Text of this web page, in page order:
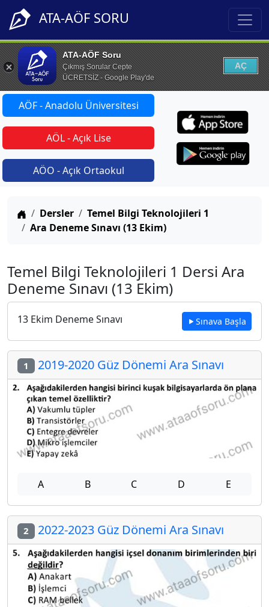
ATA-AÖF SORU
ATA-AÖF Soru
Çıkmış Sorular Cepte
ÜCRETSİZ - Google Play'de
AÇ
AÖF - Anadolu Üniversitesi
AÖL - Açık Lise
AÖO - Açık Ortaokul
Anasayfa
Dersler
Temel Bilgi Teknolojileri 1
Ara Deneme Sınavı (13 Ekim)
Temel Bilgi Teknolojileri 1 Dersi Ara
Deneme Sınavı (13 Ekim)
13 Ekim Deneme Sınavı Sınava Başla
1 2019-2020 Güz Dönemi Ara Sınavı
A B C D E
2 2022-2023 Güz Dönemi Ara Sınavı